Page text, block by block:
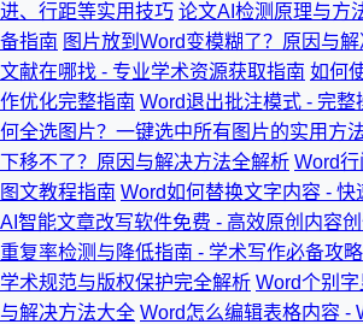
进、行距等实用技巧 论文AI检测原理与方
备指南 图片放到Word变模糊了？原因与
文献在哪找 - 专业学术资源获取指南 如何
作优化完整指南 Word退出批注模式 - 完整
何全选图片？一键选中所有图片的实用方
下移不了？原因与解决方法全解析 Word
图文教程指南 Word如何替换文字内容 -
AI智能文章改写软件免费 - 高效原创内容
重复率检测与降低指南 - 学术写作必备攻略
学术规范与版权保护完全解析 Word个别
与解决方法大全 Word怎么编辑表格内容 -